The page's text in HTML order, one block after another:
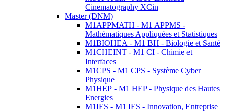
Cinematography XCin
Master (DNM)
M1APPMATH - M1 APPMS -
Mathématiques Appliquées et Statistiques
M1BIOHEA - M1 BH - Biologie et Santé
M1CHEINT - M1 CI - Chimie et
Interfaces
M1CPS - M1 CPS - Système Cyber
Physique
M1HEP - M1 HEP - Physique des Hautes
Energies
M1IES - M1 IES - Innovation, Entreprise